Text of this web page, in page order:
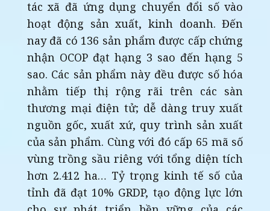
tác xã đã ứng dụng chuyển đổi số vào
hoạt động sản xuất, kinh doanh. Đến
nay đã có 136 sản phẩm được cấp chứng
nhận OCOP đạt hạng 3 sao đến hạng 5
sao. Các sản phẩm này đều được số hóa
nhằm tiếp thị rộng rãi trên các sàn
thương mại điện tử; dễ dàng truy xuất
nguồn gốc, xuất xứ, quy trình sản xuất
của sản phẩm. Cùng với đó cấp 65 mã số
vùng trồng sầu riêng với tổng diện tích
hơn 2.412 ha… Tỷ trọng kinh tế số của
tỉnh đã đạt 10% GRDP, tạo động lực lớn